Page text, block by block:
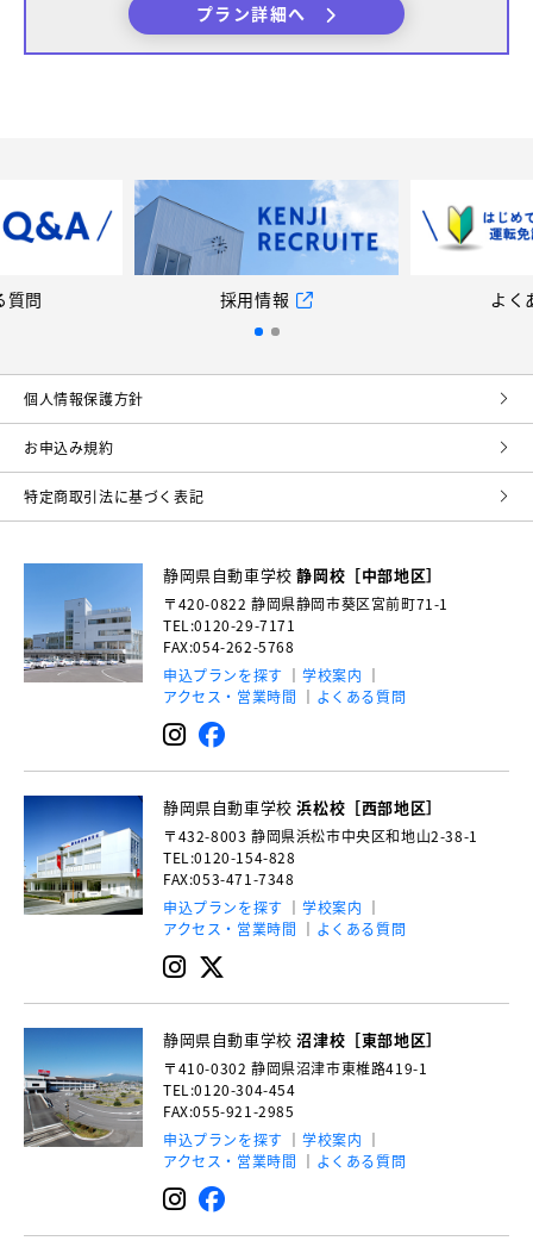
プラン詳細へ
よくある質問 採
個⼈情報保護⽅針
お申込み規約
特定商取引法に基づく表記
静岡県自動車学校静岡校［中部地区］
〒420-0822 静岡県静岡市葵区宮前町71-1
TEL:0120-29-7171
FAX:054-262-5768
申込プランを探す
学校案内
アクセス・営業時間
よくある質問
静岡県自動車学校浜松校［西部地区］
〒432-8003 静岡県浜松市中央区和地山2-38-1
TEL:0120-154-828
FAX:053-471-7348
申込プランを探す
学校案内
アクセス・営業時間
よくある質問
静岡県自動車学校沼津校［東部地区］
〒410-0302 静岡県沼津市東椎路419-1
TEL:0120-304-454
FAX:055-921-2985
申込プランを探す
学校案内
アクセス・営業時間
よくある質問